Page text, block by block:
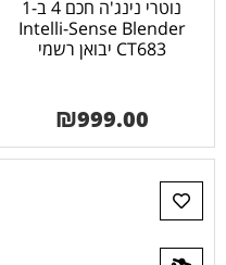
נוטרי נינג'ה חכם 4 ב-1
Intelli-Sense Blender
CT683 יבואן רשמי
₪999.00